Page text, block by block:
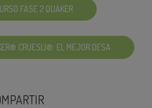
FASE 2 QUAKER
CRUESLI®: EL MEJOR DESA